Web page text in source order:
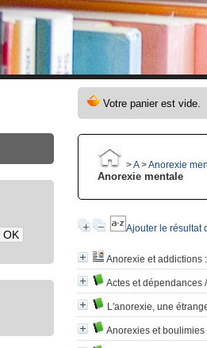
>A>Anorexie
Anorexie mentale
Ajouter le résultat
Anorexie et addictions
Actes et dépendances
L'anorexie, une
Anorexies et